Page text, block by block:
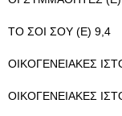
ΤΟ ΣΟΙ ΣΟΥ (Ε) 9,4
ΟΙΚΟΓΕΝΕΙΑΚΕΣ
ΟΙΚΟΓΕΝΕΙΑΚΕΣ